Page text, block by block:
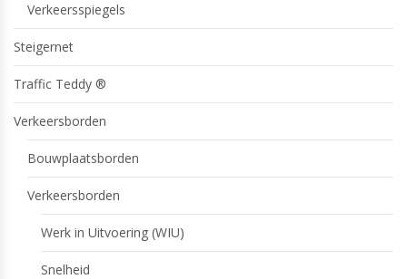
Verkeersspiegels
Steigernet
Traffic Teddy ®
Verkeersborden
Bouwplaatsborden
Verkeersborden
Werk in Uitvoering (WIU)
Snelheid